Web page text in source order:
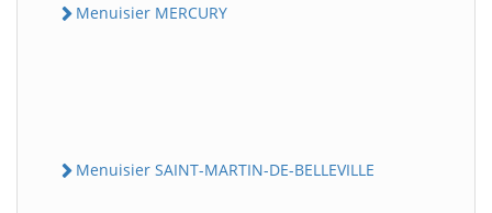
Menuisier MERCURY
Menuisier SAINT-MARTIN-DE-BELLEVILLE